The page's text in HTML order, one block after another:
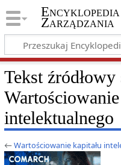
Encyklopedia
Zarządzania
Tekst
Wartościowanie
intelektualnego
←Wartościowanie kapitału